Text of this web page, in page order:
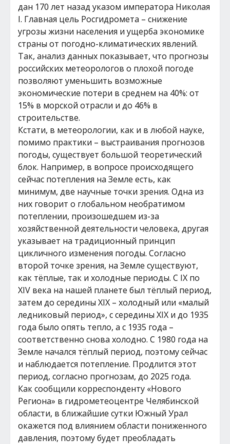
дан 170 лет назад указом императора Николая
I. Главная цель Росгидромета – снижение
угрозы жизни населения и ущерба экономике
страны от погодно-климатических явлений.
Так, анализ данных показывает, что прогнозы
российских метеорологов о плохой погоде
позволяют уменьшить возможные
экономические потери в среднем на 40%: от
15% в морской отрасли и до 46% в
строительстве.
Кстати, в метеорологии, как и в любой науке,
помимо практики – выстраивания прогнозов
погоды, существует большой теоретический
блок. Например, в вопросе происходящего
сейчас потепления на Земле есть, как
минимум, две научные точки зрения. Одна из
них говорит о глобальном необратимом
потеплении, произошедшем из-за
хозяйственной деятельности человека, другая
указывает на традиционный принцип
цикличного изменения погоды. Согласно
второй точке зрения, на Земле существуют,
как тёплые, так и холодные периоды. С IX по
XIV века на нашей планете был тёплый период,
затем до середины XIX – холодный или «малый
ледниковый период», с середины XIX и до 1935
года было опять тепло, а с 1935 года –
соответственно снова холодно. С 1980 года на
Земле начался тёплый период, поэтому сейчас
и наблюдается потепление. Продлится этот
период, согласно прогнозам, до 2025 года.
Как сообщили корреспонденту «Нового
Региона» в гидрометеоцентре Челябинской
области, в ближайшие сутки Южный Урал
окажется под влиянием области пониженного
давления, поэтому будет преобладать